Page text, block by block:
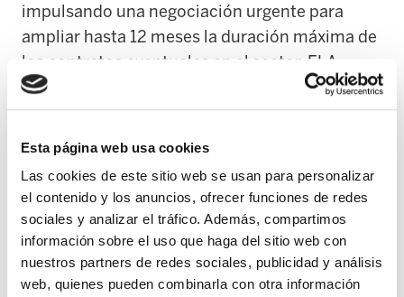
Esta página web usa cookies
Las cookies de este sitio web se usan para personalizar
el contenido y los anuncios, ofrecer funciones de redes
sociales y analizar el tráfico. Además, compartimos
información sobre el uso que haga del sitio web con
nuestros partners de redes sociales, publicidad y análisis
web, quienes pueden combinarla con otra información
impulsando una negociación urgente para
ampliar hasta 12 meses la duración máxima de
los contratos eventuales en el sector. ELA
sostiene que esta medida no responde a
necesidades reales de producción, sino a las
exigencias de Volkswagen, a la que acusa de
Según ELA, el verdadero objetivo es aumentar
la flexibilidad empresarial a costa de empeorar
las condiciones laborales y consolidar un
modelo basado en la temporalidad. Recuerda